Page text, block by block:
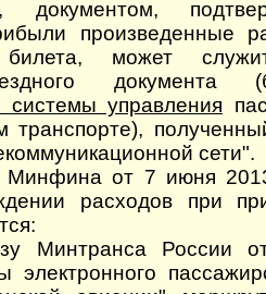
документом,
произведенные
билета, может
документа
системы управления
транспорте),
сети".
Минфина от 7 июня
расходов при
Минтранса России
электронного